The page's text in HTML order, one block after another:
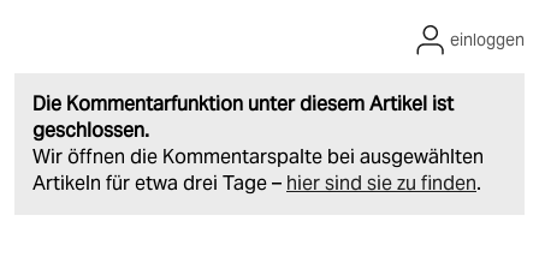
Die Kommentarfunktion unter diesem Artikel ist
geschlossen.
Wir öffnen die Kommentarspalte bei ausgewählten
Artikeln für etwa drei Tage – hier sind sie zu finden.
einloggen